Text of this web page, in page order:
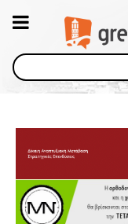
Αναζήτηση